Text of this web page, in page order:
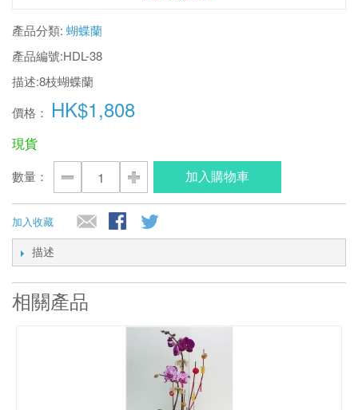
產品分類: 蝴蝶蘭
產品編號:HDL-38
描述:8枝蝴蝶蘭
價格： HK$1,808
現貨
數量： 加入購物車
加入收藏
描述
相關產品